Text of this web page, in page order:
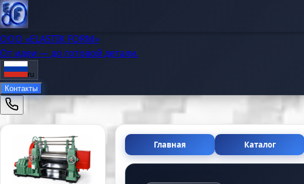
OOO «ELASTIK FORM»
От идеи — до готовой детали.
ru
Контакты
Главная Каталог